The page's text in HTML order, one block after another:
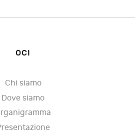
OCI
Chi siamo
Dove siamo